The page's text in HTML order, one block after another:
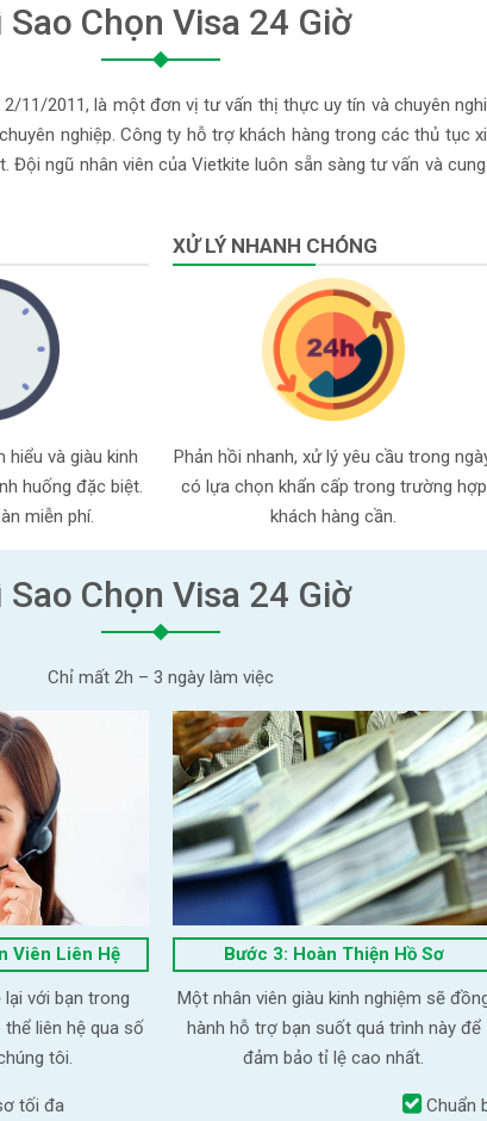
Sao Chọn Visa 24 Giờ
11/2011, là một đơn vị tư vấn thị thực uy tín và chuyên
nghiệp. Công ty hỗ trợ khách hàng trong các thủ tục
ngũ nhân viên của Vietkite luôn sẵn sàng tư vấn và
hiểu và giàu kinh
huống đặc biệt.
miễn phí.
XỬ LÝ NHANH CHÓNG
Phản hồi nhanh, xử lý yêu cầu trong
có lựa chọn khẩn cấp trong trường hợp
khách hàng cần.
Sao Chọn Visa 24 Giờ
Chỉ mất 2h – 3 ngày làm việc
Viên Liên Hệ
lại với bạn trong
liên hệ qua số
tôi.
Bước 3: Hoàn Thiện Hồ Sơ
Một nhân viên giàu kinh nghiệm sẽ
hành hỗ trợ bạn suốt quá trình này để
đảm bảo tỉ lệ cao nhất.
tối đa Chuẩn